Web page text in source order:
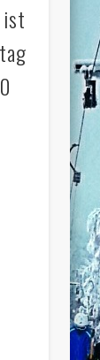
ist